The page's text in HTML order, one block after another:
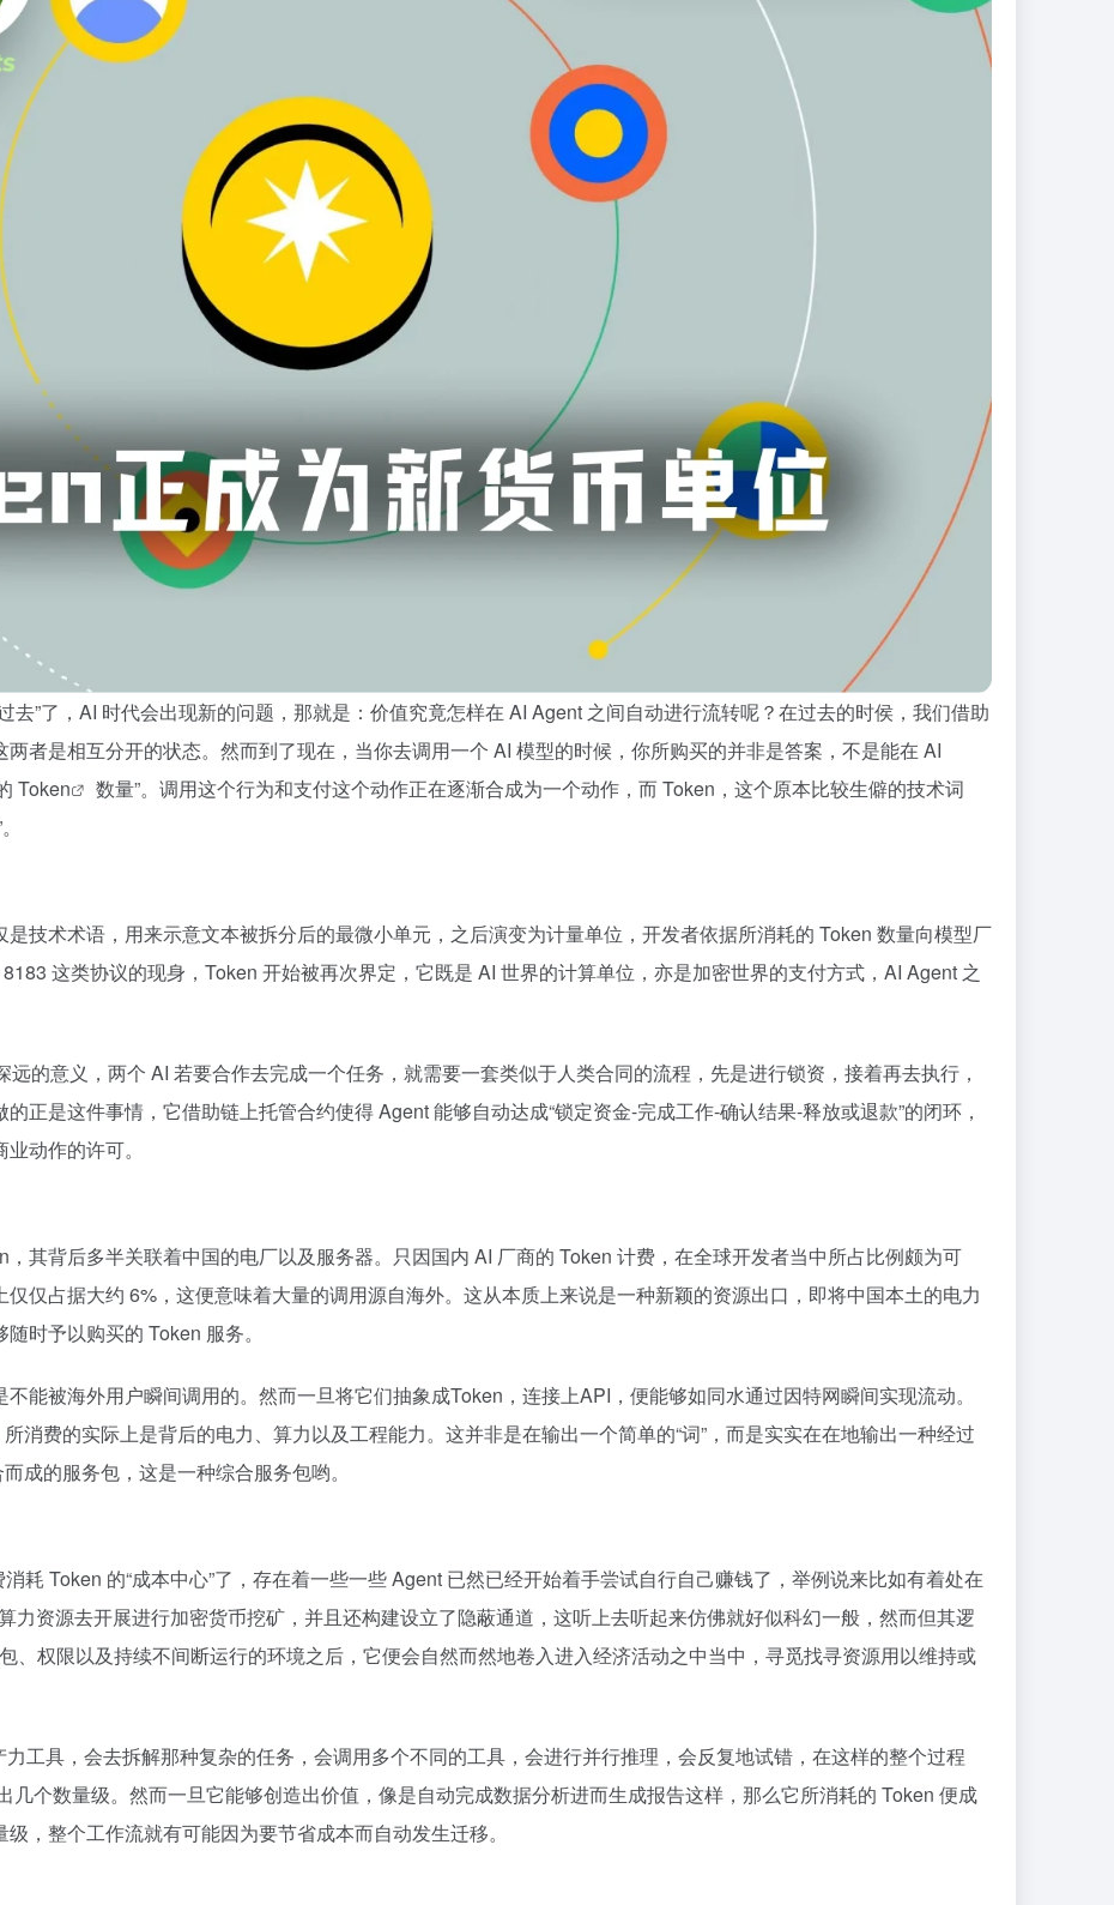
去”了，AI 时代会出现新的问题，那就是：价值究竟怎样在 AI Agent 之间自动进行流转呢？在过去的时侯，我们借助
者是相互分开的状态。然而到了现在，当你去调用一个 AI 模型的时候，你所购买的并非是答案，不是能在 AI
Token
数量”。调用这个行为和支付这个动作正在逐渐合成为一个动作，而 Token，这个原本比较生僻的技术词
技术术语，用来示意文本被拆分后的最微小单元，之后演变为计量单位，开发者依据所消耗的 Token 数量向模型厂
这类协议的现身，Token 开始被再次界定，它既是 AI 世界的计算单位，亦是加密世界的支付方式，AI Agent 之
的意义，两个 AI 若要合作去完成一个任务，就需要一套类似于人类合同的流程，先是进行锁资，接着再去执行，
正是这件事情，它借助链上托管合约使得 Agent 能够自动达成“锁定资金-完成工作-确认结果-释放或退款”的闭环，
动作的许可。
其背后多半关联着中国的电厂以及服务器。只因国内 AI 厂商的 Token 计费，在全球开发者当中所占比例颇为可
仅占据大约 6%，这便意味着大量的调用源自海外。这从本质上来说是一种新颖的资源出口，即将中国本土的电力
时予以购买的 Token 服务。
能被海外用户瞬间调用的。然而一旦将它们抽象成Token，连接上API，便能够如同水通过因特网瞬间实现流动。
消费的实际上是背后的电力、算力以及工程能力。这并非是在输出一个简单的“词”，而是实实在在地输出一种经过
成的服务包，这是一种综合服务包哟。
耗 Token 的“成本中心”了，存在着一些一些 Agent 已然已经开始着手尝试自行自己赚钱了，举例说来比如有着处在
力资源去开展进行加密货币挖矿，并且还构建设立了隐蔽通道，这听上去听起来仿佛就好似科幻一般，然而但其逻
、权限以及持续不间断运行的环境之后，它便会自然而然地卷入进入经济活动之中当中，寻觅找寻资源用以维持或
工具，会去拆解那种复杂的任务，会调用多个不同的工具，会进行并行推理，会反复地试错，在这样的整个过程
几个数量级。然而一旦它能够创造出价值，像是自动完成数据分析进而生成报告这样，那么它所消耗的 Token 便成
，整个工作流就有可能因为要节省成本而自动发生迁移。